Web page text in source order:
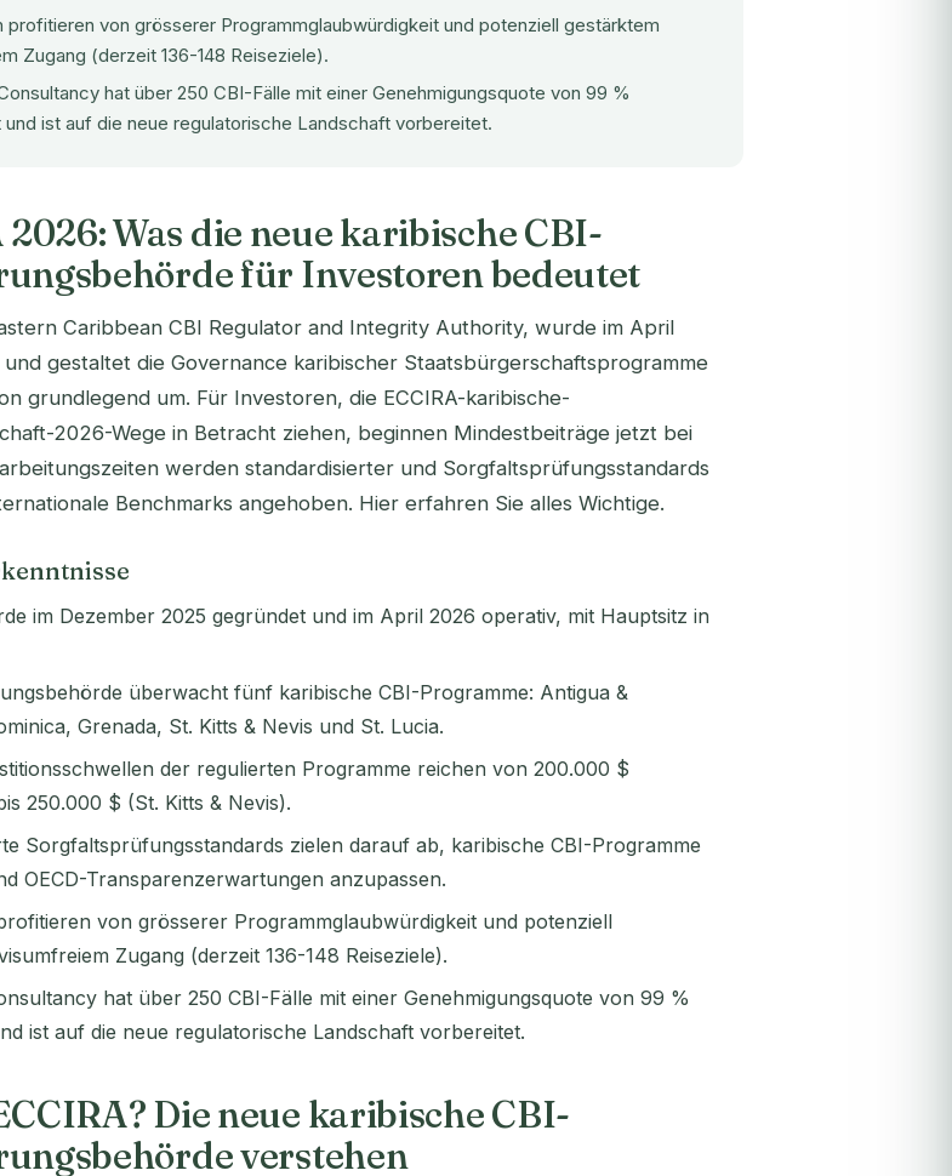
profitieren von grösserer Programmglaubwürdigkeit und potenziell gestärktem
Zugang (derzeit 136-148 Reiseziele).
hat über 250 CBI-Fälle mit einer Genehmigungsquote von 99 %
ist auf die neue regulatorische Landschaft vorbereitet.
2026: Was die neue karibische CBI-
für Investoren bedeutet
Caribbean CBI Regulator and Integrity Authority, wurde im April
gestaltet die Governance karibischer Staatsbürgerschaftsprogramme
grundlegend um. Für Investoren, die ECCIRA-karibische-
2026-Wege in Betracht ziehen, beginnen Mindestbeiträge jetzt bei
werden standardisierter und Sorgfaltsprüfungsstandards
Benchmarks angehoben. Hier erfahren Sie alles Wichtige.
im Dezember 2025 gegründet und im April 2026 operativ, mit Hauptsitz in
überwacht fünf karibische CBI-Programme: Antigua &
Grenada, St. Kitts & Nevis und St. Lucia.
der regulierten Programme reichen von 200.000 $
250.000 $ (St. Kitts & Nevis).
Sorgfaltsprüfungsstandards zielen darauf ab, karibische CBI-Programme
OECD-Transparenzerwartungen anzupassen.
von grösserer Programmglaubwürdigkeit und potenziell
Zugang (derzeit 136-148 Reiseziele).
hat über 250 CBI-Fälle mit einer Genehmigungsquote von 99 %
ist auf die neue regulatorische Landschaft vorbereitet.
Die neue karibische CBI-
verstehen